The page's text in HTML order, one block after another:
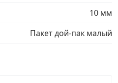
›
фурнитура
10 мм
Пакет дой-пак малый